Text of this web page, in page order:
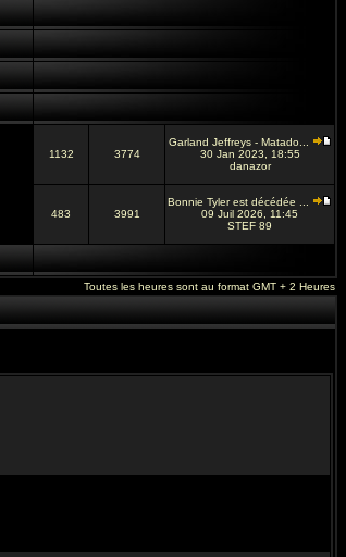
1132 3774
Garland Jeffreys - Matado...
30 Jan 2023, 18:55
danazor
483 3991
Bonnie Tyler est décédée ...
09 Juil 2026, 11:45
STEF 89
Toutes les heures sont au format GMT + 2 Heures